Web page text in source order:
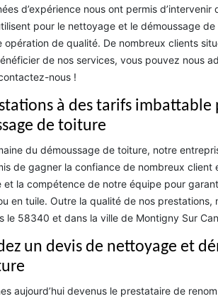
d’expérience nous ont permis
pour le nettoyage et le démoussage
opération de qualité. De nombreux clients
de nos services, vous pouvez nous
nous !
à des tarifs
de toiture
du démoussage de toiture, notre
de gagner la confiance de nombreux
et la compétence de notre équipe pour
en tuile. Outre la qualité de nos
le 58340 et dans la ville de Montigny Sur
un devis de nettoyage et
aujourd’hui devenus le prestataire de